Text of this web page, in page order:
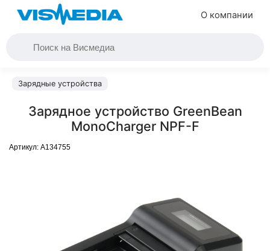
О компании
Зарядные устройства
Зарядное устройство GreenBean
MonoCharger NPF-F
Артикул: A134755